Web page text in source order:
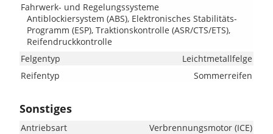
Fahrwerk- und Regelungssysteme
Antiblockiersystem (ABS), Elektronisches Stabilitäts-
Programm (ESP), Traktionskontrolle (ASR/CTS/ETS),
Reifendruckkontrolle
Felgentyp
Leichtmetallfelge
Reifentyp
Sommerreifen
Sonstiges
Antriebsart Verbrennungsmotor (ICE)